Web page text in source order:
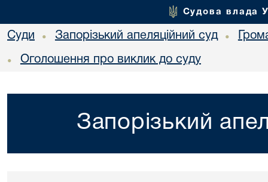
Судова влада
Суди • Запорізький апеляційний суд •
• Оголошення про виклик до суду
Запорізький